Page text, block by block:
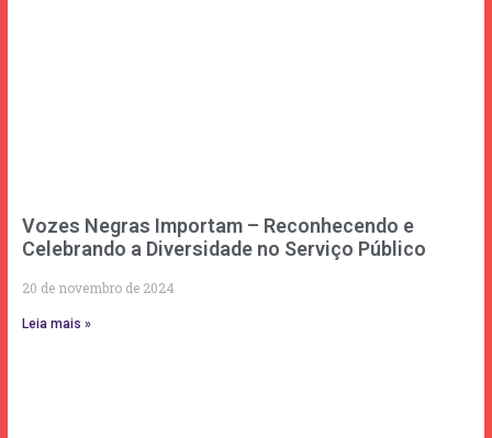
Vozes Negras Importam – Reconhecendo e
Celebrando a Diversidade no Serviço Público
20 de novembro de 2024
Leia mais »